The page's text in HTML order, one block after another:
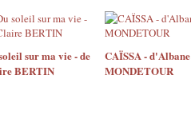
sur ma vie - de
BERTIN
CAÏSSA - d'Albane
MONDETOUR